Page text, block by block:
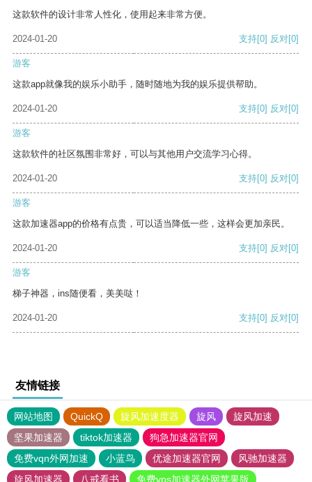
这款软件的设计非常人性化，使用起来非常方便。
2024-01-20 支持[0] 反对[0]
游客
这款app就像我的娱乐小助手，随时随地为我的娱乐提供帮助。
2024-01-20 支持[0] 反对[0]
游客
这款软件的社区氛围非常好，可以与其他用户交流学习心得。
2024-01-20 支持[0] 反对[0]
游客
这款加速器app的价格有点贵，可以适当降低一些，这样会更加亲民。
2024-01-20 支持[0] 反对[0]
游客
梯子神器，ins随便看，美美哒！
2024-01-20 支持[0] 反对[0]
友情链接
网站地图 QuickQ 旋风加速度器 旋风
旋风加速
坚果加速器
tiktok加速器
狗急加速器官网
免费vqn外网加速
小蓝鸟 优途加速器官网
风驰加速器
旋风加速器
八戒看书 免费vps加速器外网苹果版